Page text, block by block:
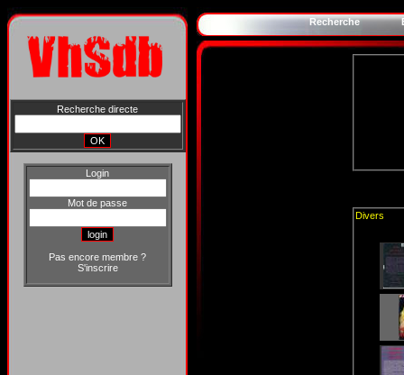
Recherche directe
Login
Mot de passe
Pas encore membre ?
S'inscrire
Recherche
Divers